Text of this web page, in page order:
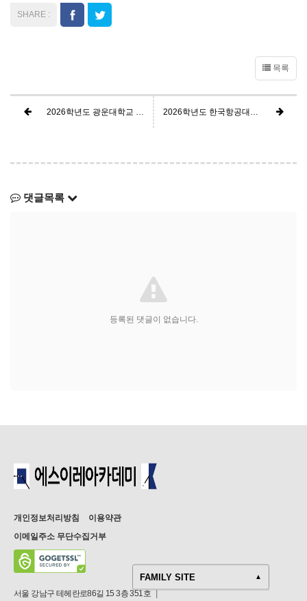
목록
2026학년도 광운대학교 학생부종합 광운참빛인재Ⅰ면접형전형 면접대비 FINAL 특강안내 2026학년도 한국항공대학교 학생부종합 미래인재전형 면접대비 FINAL 특강안내
댓글목록
등록된 댓글이 없습니다.
개인정보처리방침
이용약관
이메일주소 무단수집거부
서울 강남구 테헤란로86길 15 3층 351호
FAMILY SITE ▲